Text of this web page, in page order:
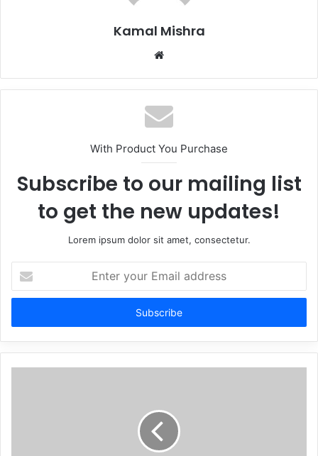
Kamal Mishra
Website
With Product You Purchase
Subscribe to our mailing list
to get the new updates!
Lorem ipsum dolor sit amet, consectetur.
your
Email